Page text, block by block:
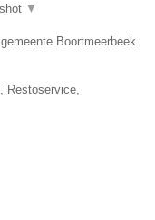
▼
Boortmeerbeek.
Restoservice,